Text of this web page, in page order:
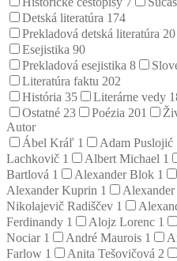
Detská literatúra 174
Prekladová detská literatúra 20
Esejistika 90
Prekladová esejistika 8
Literatúra faktu 202
História 35 Literárne vedy
Ostatné 23 Poézia 201
Autor
Ábel Kráľ 1 Adam Puslojić
Lachkovič 1 Albert Michael 1
Bartlová 1 Alexander Blok 1
Alexander Kuprin 1
Nikolajevič Radiščev 1
Ferdinandy 1 Alojz Lorenc 1
Nociar 1 André Maurois 1
Farlow 1 Anita Tešovičová 2